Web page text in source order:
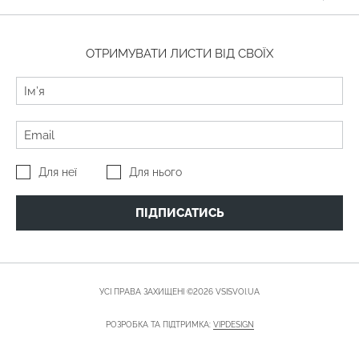
ОТРИМУВАТИ ЛИСТИ ВІД СВОЇХ
Для неї Для нього
ПІДПИСАТИСЬ
УСІ ПРАВА ЗАХИЩЕНІ ©2026 VSISVOI.UA
РОЗРОБКА ТА ПІДТРИМКА: VIPDESIGN